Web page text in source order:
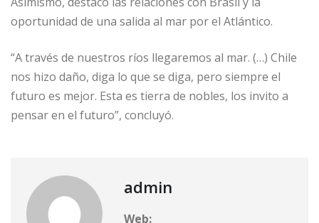
oportunidad de una salida al mar por el Atlántico.
“A través de nuestros ríos llegaremos al mar. (…) Chile
nos hizo daño, diga lo que se diga, pero siempre el
futuro es mejor. Esta es tierra de nobles, los invito a
pensar en el futuro”, concluyó.
admin
Web: